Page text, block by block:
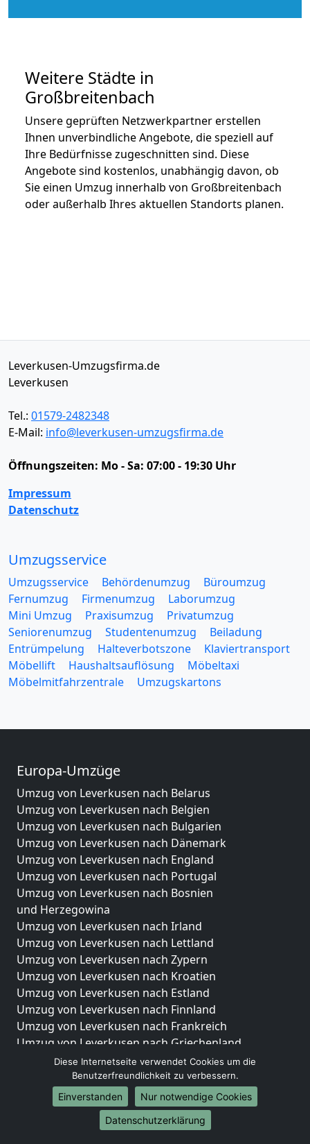
Weitere Städte in
Großbreitenbach
Unsere geprüften Netzwerkpartner erstellen
Ihnen unverbindliche Angebote, die speziell auf
Ihre Bedürfnisse zugeschnitten sind. Diese
Angebote sind kostenlos, unabhängig davon, ob
Sie einen Umzug innerhalb von Großbreitenbach
oder außerhalb Ihres aktuellen Standorts planen.
Leverkusen-Umzugsfirma.de
Leverkusen
Tel.: 01579-2482348
E-Mail: info@leverkusen-umzugsfirma.de
Öffnungszeiten: Mo - Sa: 07:00 - 19:30 Uhr
Impressum
Datenschutz
Umzugsservice
Umzugsservice Behördenumzug
Büroumzug
Fernumzug
Firmenumzug
Laborumzug
Mini Umzug
Praxisumzug
Privatumzug
Seniorenumzug
Studentenumzug
Beiladung
Entrümpelung
Halteverbotszone
Klaviertransport
Möbellift
Haushaltsauflösung
Möbeltaxi
Möbelmitfahrzentrale
Umzugskartons
Europa-Umzüge
Umzug von Leverkusen nach Belarus
Umzug von Leverkusen nach Belgien
Umzug von Leverkusen nach Bulgarien
Umzug von Leverkusen nach Dänemark
Umzug von Leverkusen nach England
Umzug von Leverkusen nach Portugal
Umzug von Leverkusen nach Bosnien
und Herzegowina
Umzug von Leverkusen nach Irland
Umzug von Leverkusen nach Lettland
Umzug von Leverkusen nach Zypern
Umzug von Leverkusen nach Kroatien
Umzug von Leverkusen nach Estland
Umzug von Leverkusen nach Finnland
Umzug von Leverkusen nach Frankreich
Umzug von Leverkusen nach Griechenland
Umzug von Leverkusen nach Italien
Umzug von Leverkusen nach Liechtenstein
Umzug von Leverkusen nach Luxemburg
Umzug von Leverkusen nach Niederlande
Umzug von Leverkusen nach Norwegen
Diese Internetseite verwendet Cookies um die
Benutzerfreundlichkeit zu verbessern.
Einverstanden
Nur notwendige Cookies
Datenschutzerklärung